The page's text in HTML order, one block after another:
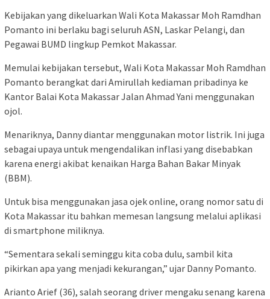
Kebijakan yang dikeluarkan Wali Kota Makassar Moh Ramdhan
Pomanto ini berlaku bagi seluruh ASN, Laskar Pelangi, dan
Pegawai BUMD lingkup Pemkot Makassar.
Memulai kebijakan tersebut, Wali Kota Makassar Moh Ramdhan
Pomanto berangkat dari Amirullah kediaman pribadinya ke
Kantor Balai Kota Makassar Jalan Ahmad Yani menggunakan
ojol.
Menariknya, Danny diantar menggunakan motor listrik. Ini juga
sebagai upaya untuk mengendalikan inflasi yang disebabkan
karena energi akibat kenaikan Harga Bahan Bakar Minyak
(BBM).
Untuk bisa menggunakan jasa ojek online, orang nomor satu di
Kota Makassar itu bahkan memesan langsung melalui aplikasi
di smartphone miliknya.
“Sementara sekali seminggu kita coba dulu, sambil kita
pikirkan apa yang menjadi kekurangan,” ujar Danny Pomanto.
Arianto Arief (36), salah seorang driver mengaku senang karena